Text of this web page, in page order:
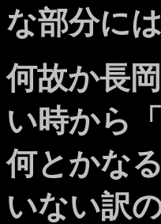
な部分に
何故か長
い時から
何とかな
いない訳